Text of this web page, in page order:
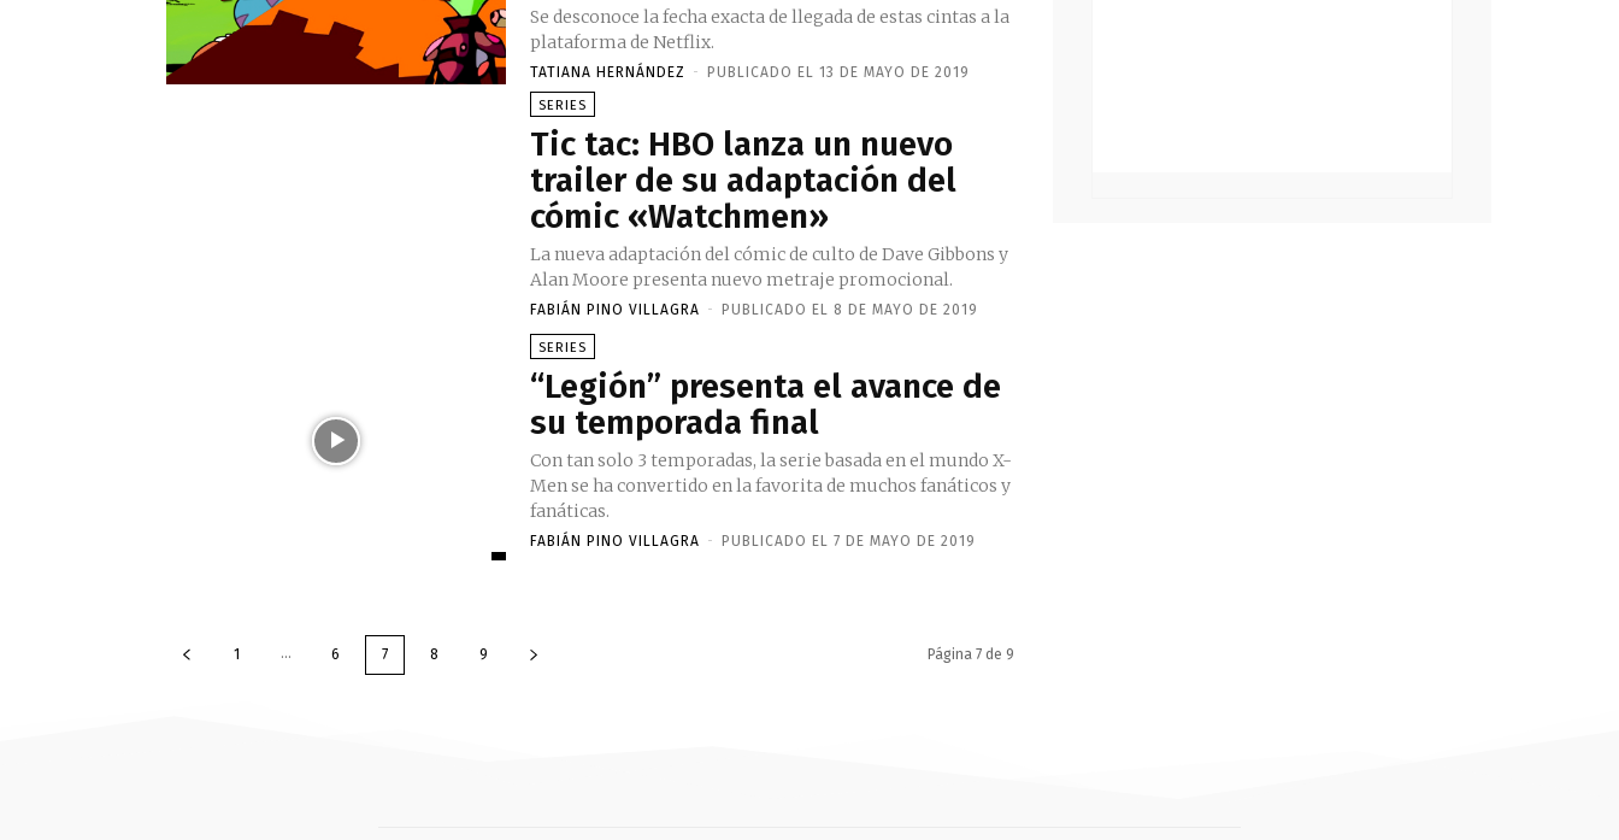
Se desconoce la fecha exacta de llegada de estas cintas a la
plataforma de Netflix.
TATIANA HERNÁNDEZ - PUBLICADO EL 13 DE MAYO DE 2019
SERIES
Tic tac: HBO lanza un nuevo
trailer de su adaptación del
cómic «Watchmen»
La nueva adaptación del cómic de culto de Dave Gibbons y
Alan Moore presenta nuevo metraje promocional.
FABIÁN PINO VILLAGRA - PUBLICADO EL 8 DE MAYO DE 2019
SERIES
“Legión” presenta el avance de
su temporada final
Con tan solo 3 temporadas, la serie basada en el mundo X-
Men se ha convertido en la favorita de muchos fanáticos y
fanáticas.
FABIÁN PINO VILLAGRA - PUBLICADO EL 7 DE MAYO DE 2019
1 ... 6 7 8 9 Página 7 de 9